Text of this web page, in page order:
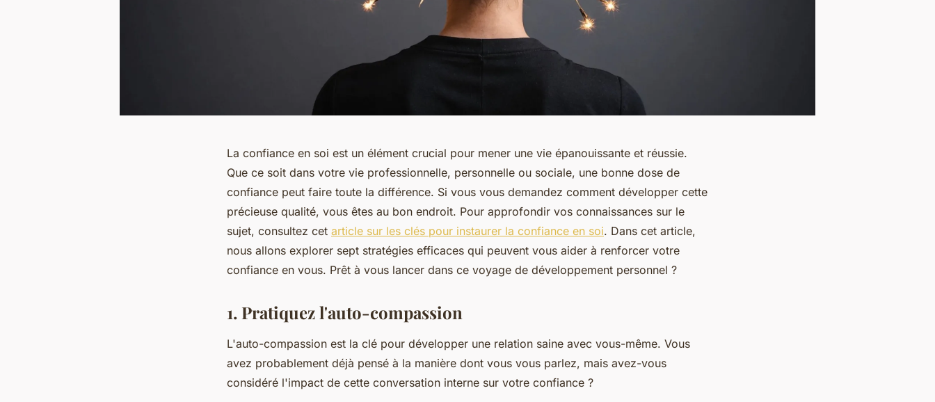
La confiance en soi est un élément crucial pour mener une vie épanouissante et réussie.
Que ce soit dans votre vie professionnelle, personnelle ou sociale, une bonne dose de
confiance peut faire toute la différence. Si vous vous demandez comment développer cette
précieuse qualité, vous êtes au bon endroit. Pour approfondir vos connaissances sur le
sujet, consultez cet article sur les clés pour instaurer la confiance en soi. Dans cet article,
nous allons explorer sept stratégies efficaces qui peuvent vous aider à renforcer votre
confiance en vous. Prêt à vous lancer dans ce voyage de développement personnel ?
1. Pratiquez l'auto-compassion
L'auto-compassion est la clé pour développer une relation saine avec vous-même. Vous
avez probablement déjà pensé à la manière dont vous vous parlez, mais avez-vous
considéré l'impact de cette conversation interne sur votre confiance ?